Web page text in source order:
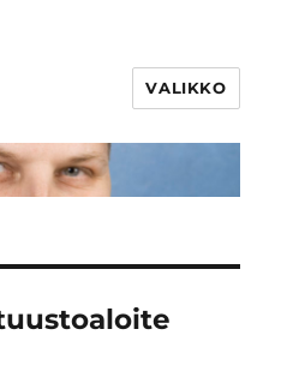
VALIKKO